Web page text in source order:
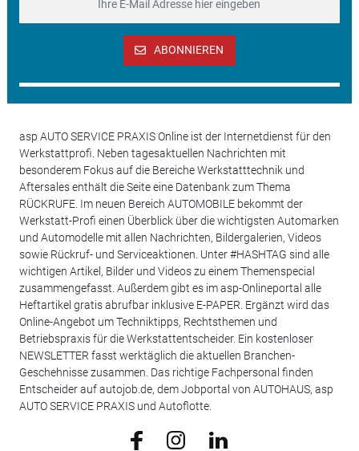
ABONNIEREN
asp AUTO SERVICE PRAXIS Online ist der Internetdienst für den
Werkstattprofi. Neben tagesaktuellen Nachrichten mit
besonderem Fokus auf die Bereiche Werkstatttechnik und
Aftersales enthält die Seite eine Datenbank zum Thema
RÜCKRUFE. Im neuen Bereich AUTOMOBILE bekommt der
Werkstatt-Profi einen Überblick über die wichtigsten Automarken
und Automodelle mit allen Nachrichten, Bildergalerien, Videos
sowie Rückruf- und Serviceaktionen. Unter #HASHTAG sind alle
wichtigen Artikel, Bilder und Videos zu einem Themenspecial
zusammengefasst. Außerdem gibt es im asp-Onlineportal alle
Heftartikel gratis abrufbar inklusive E-PAPER. Ergänzt wird das
Online-Angebot um Techniktipps, Rechtsthemen und
Betriebspraxis für die Werkstattentscheider. Ein kostenloser
NEWSLETTER fasst werktäglich die aktuellen Branchen-
Geschehnisse zusammen. Das richtige Fachpersonal finden
Entscheider auf autojob.de, dem Jobportal von AUTOHAUS, asp
AUTO SERVICE PRAXIS und Autoflotte.